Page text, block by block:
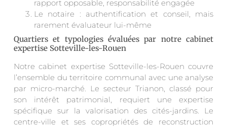
rapport opposable, responsabilité engagée
Le notaire : authentification et conseil, mais
rarement évaluateur lui-même
Quartiers et typologies évaluées par notre cabinet
expertise Sotteville-les-Rouen
Notre cabinet expertise Sotteville-les-Rouen couvre
l’ensemble du territoire communal avec une analyse
par micro-marché. Le secteur Trianon, classé pour
son intérêt patrimonial, requiert une expertise
spécifique sur la valorisation des cités-jardins. Le
centre-ville et ses copropriétés de reconstruction